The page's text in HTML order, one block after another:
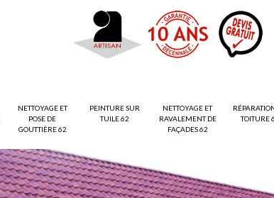
NETTOYAGE ET
POSE DE
GOUTTIÈRE 62
PEINTURE SUR
TUILE 62
NETTOYAGE ET
RAVALEMENT DE
FAÇADES 62
TOITURE